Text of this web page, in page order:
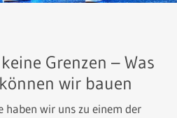
Grenzen – Was
wir bauen
haben wir uns zu einem der